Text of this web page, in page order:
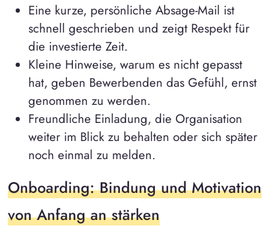
Eine kurze, persönliche Absage-Mail ist
schnell geschrieben und zeigt Respekt für
die investierte Zeit.
Kleine Hinweise, warum es nicht gepasst
hat, geben Bewerbenden das Gefühl, ernst
genommen zu werden.
Freundliche Einladung, die Organisation
weiter im Blick zu behalten oder sich später
noch einmal zu melden.
Onboarding: Bindung und Motivation
von Anfang an stärken